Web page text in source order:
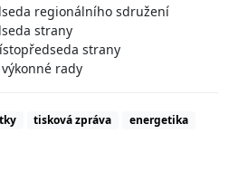
regionálního sdružení
strany
strany
rady
tisková zpráva
energetika